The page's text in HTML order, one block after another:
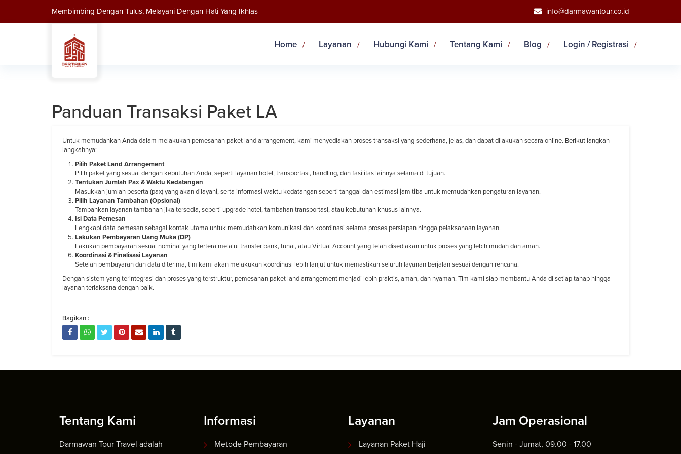
Membimbing Dengan Tulus, Melayani Dengan Hati Yang Ikhlas info@darmawantour.co.id
Home Layanan Hubungi Kami Tentang Kami Blog Login / Registrasi
Panduan Transaksi Paket LA
Untuk memudahkan Anda dalam melakukan pemesanan paket land arrangement, kami menyediakan proses transaksi yang sederhana, jelas, dan dapat dilakukan secara online. Berikut langkah-
langkahnya:
Pilih Paket Land Arrangement
Pilih paket yang sesuai dengan kebutuhan Anda, seperti layanan hotel, transportasi, handling, dan fasilitas lainnya selama di tujuan.
Tentukan Jumlah Pax & Waktu Kedatangan
Masukkan jumlah peserta (pax) yang akan dilayani, serta informasi waktu kedatangan seperti tanggal dan estimasi jam tiba untuk memudahkan pengaturan layanan.
Pilih Layanan Tambahan (Opsional)
Tambahkan layanan tambahan jika tersedia, seperti upgrade hotel, tambahan transportasi, atau kebutuhan khusus lainnya.
Isi Data Pemesan
Lengkapi data pemesan sebagai kontak utama untuk memudahkan komunikasi dan koordinasi selama proses persiapan hingga pelaksanaan layanan.
Lakukan Pembayaran Uang Muka (DP)
Lakukan pembayaran sesuai nominal yang tertera melalui transfer bank, tunai, atau Virtual Account yang telah disediakan untuk proses yang lebih mudah dan aman.
Koordinasi & Finalisasi Layanan
Setelah pembayaran dan data diterima, tim kami akan melakukan koordinasi lebih lanjut untuk memastikan seluruh layanan berjalan sesuai dengan rencana.
Dengan sistem yang terintegrasi dan proses yang terstruktur, pemesanan paket land arrangement menjadi lebih praktis, aman, dan nyaman. Tim kami siap membantu Anda di setiap tahap hingga
layanan terlaksana dengan baik.
Bagikan :
Tentang Kami
Darmawan Tour Travel adalah
Informasi
Metode Pembayaran
Layanan
Layanan Paket Haji
Jam Operasional
Senin - Jumat, 09.00 - 17.00